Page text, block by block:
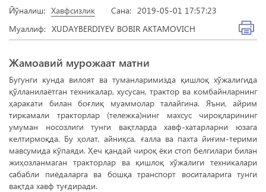
Йўналиш: Хавфсизлик Сана: 2019-05-01 17:57:23
Муаллиф: XUDAYBERDIYEV BOBIR AKTAMOVICH
Жамоавий мурожаат матни
Бугунги кунда вилоят ва туманларимизда қишлоқ хўжалигида
қўлланилаётган техникалар, хусусан, трактор ва комбайнларнинг
ҳаракати билан боғлиқ муаммолар талайгина. Яъни, айрим
тиркамали тракторлар (тележка)нинг махсус чироқларининг
умуман носозлиги тунги вақтларда хавф-хатарларни юзага
келтирмоқда. Бу ҳолат, айниқса, ғалла ва пахта йиғим-терими
мавсумида кўпаяди. Ҳеч қандай чироқ ёки стоп белгилари билан
жиҳозланмаган тракторлар ва қишлоқ хўжалиги техникалари
сабабли пиёдаларга ва бошқа транспорт воситаларига тунги
вақтда хавф туғдиради.